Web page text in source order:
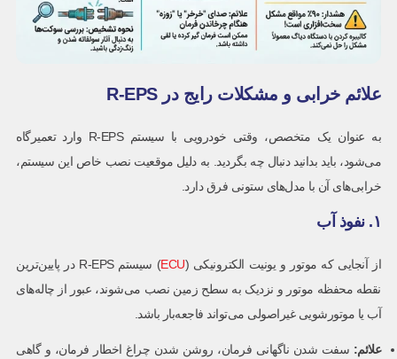
علائم خرابی و مشکلات رایج در R-EPS
به عنوان یک متخصص، وقتی خودرویی با سیستم R-EPS وارد تعمیرگاه
می‌شود، باید بدانید دنبال چه بگردید. به دلیل موقعیت نصب خاص این سیستم،
خرابی‌های آن با مدل‌های ستونی فرق دارد.
۱. نفوذ آب
از آنجایی که موتور و یونیت الکترونیکی (ECU
) سیستم R-EPS در پایین‌ترین
نقطه محفظه موتور و نزدیک به سطح زمین نصب می‌شوند، عبور از چاله‌های
آب یا موتورشویی غیراصولی می‌تواند فاجعه‌بار باشد.
علائم: سفت شدن ناگهانی فرمان، روشن شدن چراغ اخطار فرمان، و گاهی